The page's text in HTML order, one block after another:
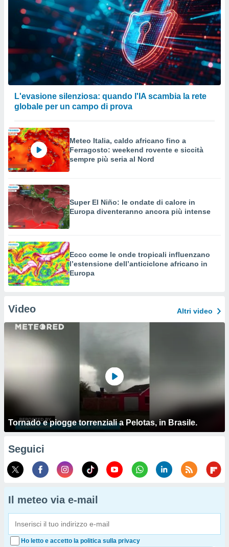
L'evasione silenziosa: quando l'IA scambia la rete
globale per un campo di prova
Meteo Italia, caldo africano fino a
Ferragosto: weekend rovente e siccità
sempre più seria al Nord
Super El Niño: le ondate di calore in
Europa diventeranno ancora più intense
Ecco come le onde tropicali influenzano
l’estensione dell’anticiclone africano in
Europa
Video Altri video
Tornado e piogge torrenziali a Pelotas, in Brasile.
Seguici
Il meteo via e-mail
Ho letto e accetto la politica sulla privacy